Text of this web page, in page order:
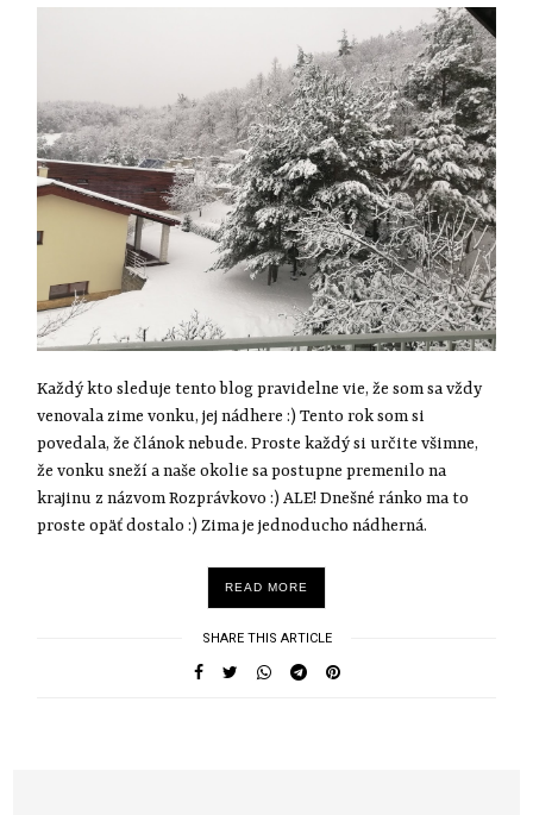
Každý kto sleduje tento blog pravidelne vie, že som sa vždy
venovala zime vonku, jej nádhere :) Tento rok som si
povedala, že článok nebude. Proste každý si určite všimne,
že vonku sneží a naše okolie sa postupne premenilo na
krajinu z názvom Rozprávkovo :) ALE! Dnešné ránko ma to
proste opäť dostalo :) Zima je jednoducho nádherná.
READ MORE
SHARE THIS ARTICLE